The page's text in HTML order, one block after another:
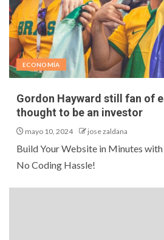
ECONOMÍA
Gordon Hayward still fan of
thought to be an investor
mayo 10, 2024 jose zaldana
Build Your Website in Minutes
No Coding Hassle!